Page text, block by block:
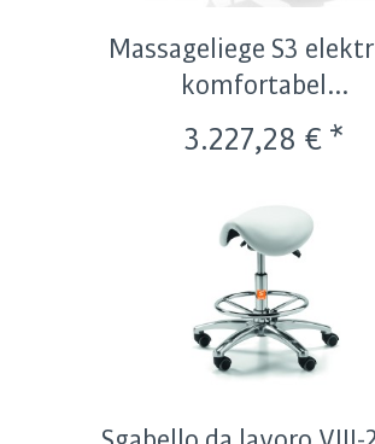
Massageliege S3
komfortabel...
3.227,28 € *